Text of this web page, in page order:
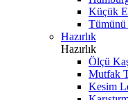
Küçük
Hazırlık
Hazırlık
Ölçü
Mutfak
Kesim